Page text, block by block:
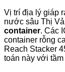
Vị trí địa lý giáp
nước sâu Thị
container. Các
container rỗng
Reach Stacker
toán này với